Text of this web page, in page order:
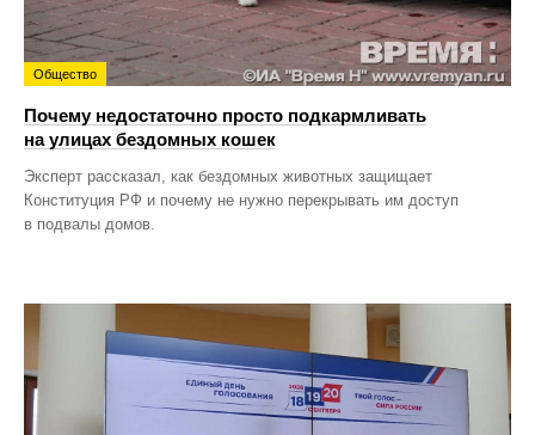
Общество
Почему недостаточно просто подкармливать
на улицах бездомных кошек
Эксперт рассказал, как бездомных животных защищает
Конституция РФ и почему не нужно перекрывать им доступ
в подвалы домов.